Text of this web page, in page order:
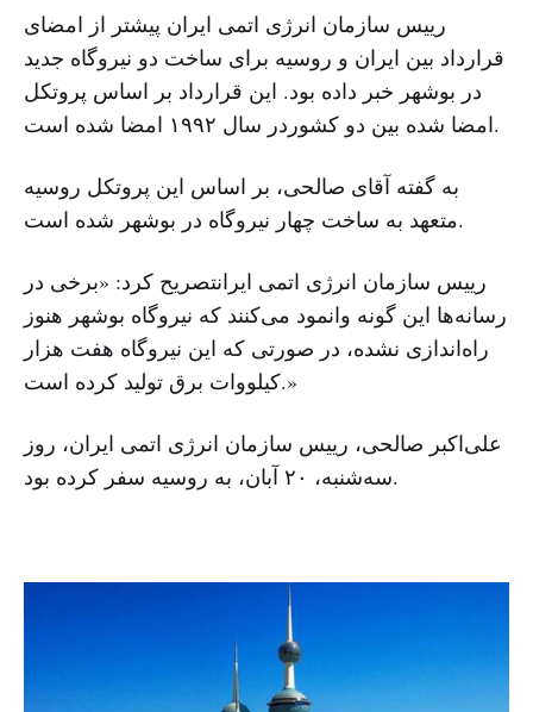
رییس سازمان انرژی اتمی ایران پیشتر از امضای
قرارداد بین ایران و روسیه برای ساخت دو نیروگاه جدید
در بوشهر خبر داده بود. این قرارداد بر اساس پروتکل
امضا شده بین دو کشوردر سال ۱۹۹۲ امضا شده است.
به گفته آقای صالحی، بر اساس این پروتکل روسیه
متعهد به ساخت چهار نیروگاه در بوشهر شده است.
رییس سازمان انرژی اتمی ایرانتصریح کرد: «برخی در
رسانه‌ها این گونه وانمود می‌کنند که نیروگاه بوشهر هنوز
راه‌اندازی نشده، در صورتی که این نیروگاه هفت هزار
کیلووات برق تولید کرده است.»
علی‌اکبر صالحی، رییس سازمان انرژی اتمی ایران، روز
سه‌شنبه، ۲۰ آبان، به روسیه سفر کرده بود.